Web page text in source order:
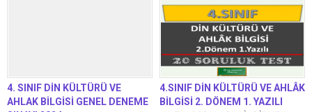
4. SINIF DİN KÜLTÜRÜ VE
AHLAK BİLGİSİ GENEL DENEME
4.SINIF DİN KÜLTÜRÜ VE AHLÂK
BİLGİSİ 2. DÖNEM 1. YAZILI